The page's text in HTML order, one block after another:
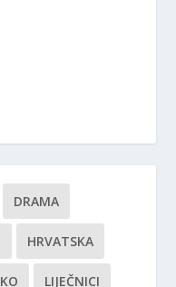
DRAMA
HRVATSKA
LIJEČNICI